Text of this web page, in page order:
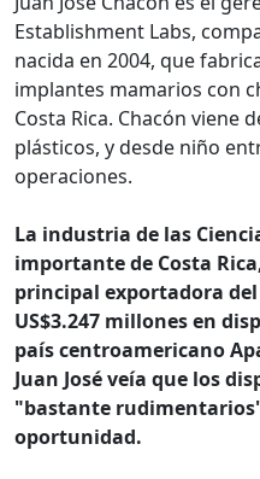
Establishment Labs,
nacida en 2004, que
implantes mamarios con
Costa Rica. Chacón viene
plásticos, y desde niño
operaciones.
La industria de las
importante de Costa
principal exportadora del
US$3.247 millones en
país centroamericano
Juan José veía que los
"bastante
oportunidad.